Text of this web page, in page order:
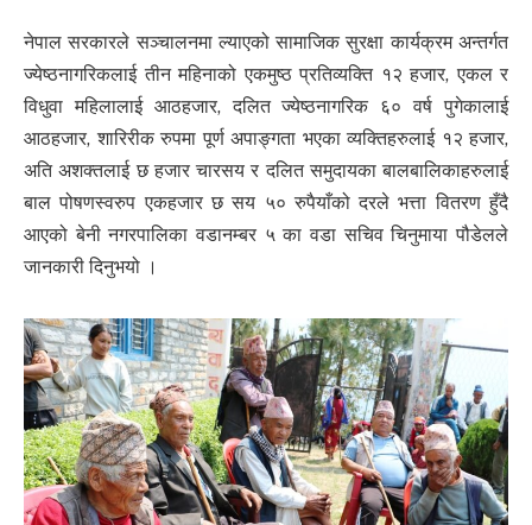
नेपाल सरकारले सञ्चालनमा ल्याएको सामाजिक सुरक्षा कार्यक्रम अन्तर्गत
ज्येष्ठनागरिकलाई तीन महिनाको एकमुष्ठ प्रतिव्यक्ति १२ हजार, एकल र
विधुवा महिलालाई आठहजार, दलित ज्येष्ठनागरिक ६० वर्ष पुगेकालाई
आठहजार, शारिरीक रुपमा पूर्ण अपाङ्गता भएका व्यक्तिहरुलाई १२ हजार,
अति अशक्तलाई छ हजार चारसय र दलित समुदायका बालबालिकाहरुलाई
बाल पोषणस्वरुप एकहजार छ सय ५० रुपैयाँको दरले भत्ता वितरण हुँदै
आएको बेनी नगरपालिका वडानम्बर ५ का वडा सचिव चिनुमाया पौडेलले
जानकारी दिनुभयो ।